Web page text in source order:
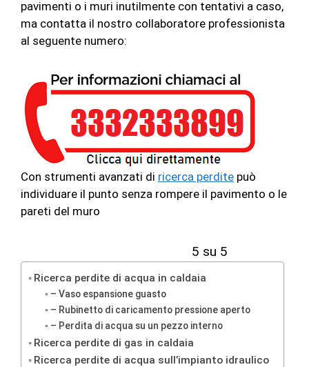
pavimenti o i muri inutilmente con tentativi a caso,
ma contatta il nostro collaboratore professionista
al seguente numero:
Con strumenti avanzati di ricerca perdite può
individuare il punto senza rompere il pavimento o le
pareti del muro
5 su 5
Ricerca perdite di acqua in caldaia
– Vaso espansione guasto
– Rubinetto di caricamento pressione aperto
– Perdita di acqua su un pezzo interno
Ricerca perdite di gas in caldaia
Ricerca perdite di acqua sull’impianto idraulico